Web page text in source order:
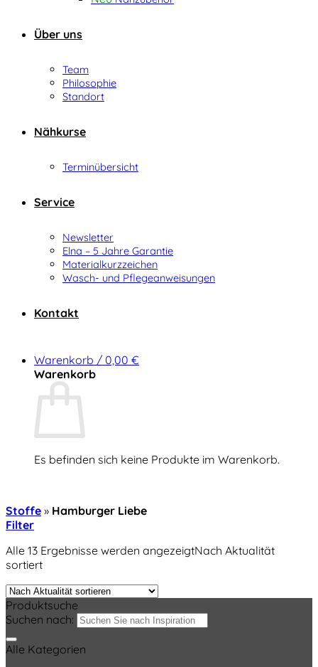
Über uns
Team
Philosophie
Standort
Nähkurse
Terminübersicht
Service
Newsletter
Elna – 5 Jahre Garantie
Materialkurzzeichen
Wasch- und Pflegeanweisungen
Kontakt
Warenkorb / 0,00 €
Warenkorb
Es befinden sich keine Produkte im Warenkorb.
Stoffe » Hamburger Liebe
Filter
Alle 13 Ergebnisse werden angezeigtNach Aktualität
sortiert
Produktsuche
Suchen nach:
Alle Kategorien